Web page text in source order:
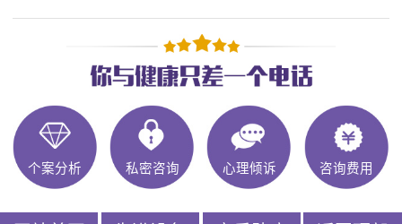
个案分析 私密咨询 心理倾诉 咨询费用